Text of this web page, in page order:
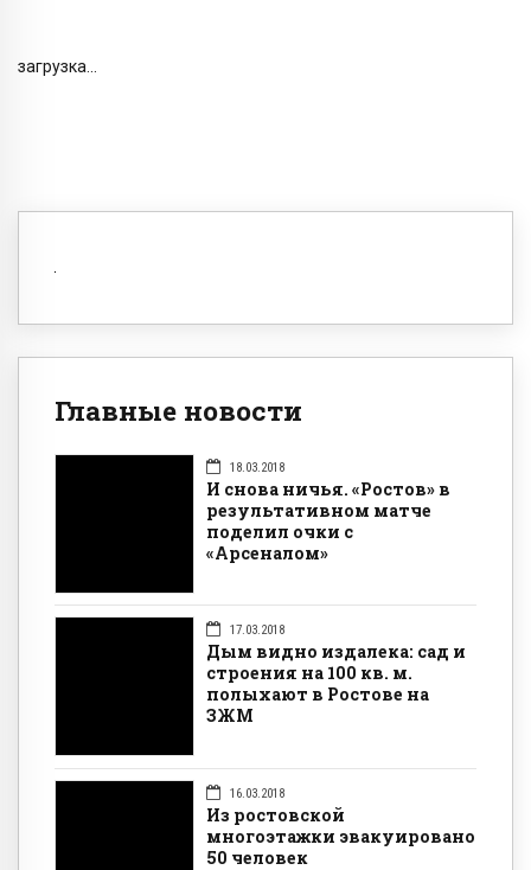
загрузка...
Главные новости
18.03.2018
И снова ничья. «Ростов» в
результативном матче
поделил очки с
«Арсеналом»
17.03.2018
Дым видно издалека: сад и
строения на 100 кв. м.
полыхают в Ростове на
ЗЖМ
16.03.2018
Из ростовской
многоэтажки эвакуировано
50 человек